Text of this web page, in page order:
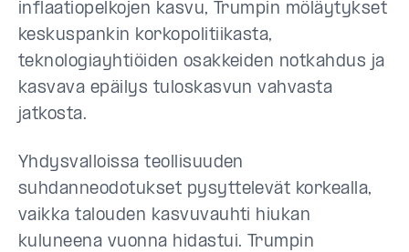
inflaatiopelkojen kasvu, Trumpin möläytykset
keskuspankin korkopolitiikasta,
teknologiayhtiöiden osakkeiden notkahdus ja
kasvava epäilys tuloskasvun vahvasta
jatkosta.
Yhdysvalloissa teollisuuden
suhdanneodotukset pysyttelevät korkealla,
vaikka talouden kasvuvauhti hiukan
kuluneena vuonna hidastui. Trumpin